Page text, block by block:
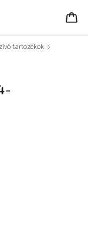
tartozékok /